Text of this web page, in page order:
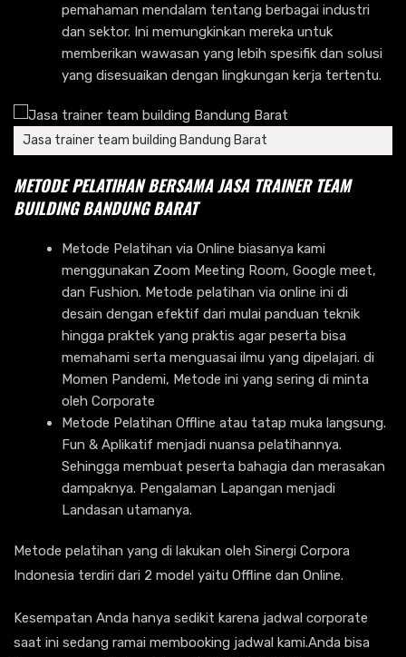
pemahaman mendalam tentang berbagai industri
dan sektor. Ini memungkinkan mereka untuk
memberikan wawasan yang lebih spesifik dan solusi
yang disesuaikan dengan lingkungan kerja tertentu.
Jasa trainer team building Bandung Barat
METODE PELATIHAN BERSAMA JASA TRAINER TEAM
BUILDING BANDUNG BARAT
Metode Pelatihan via Online biasanya kami
menggunakan Zoom Meeting Room, Google meet,
dan Fushion. Metode pelatihan via online ini di
desain dengan efektif dari mulai panduan teknik
hingga praktek yang praktis agar peserta bisa
memahami serta menguasai ilmu yang dipelajari. di
Momen Pandemi, Metode ini yang sering di minta
oleh Corporate
Metode Pelatihan Offline atau tatap muka langsung.
Fun & Aplikatif menjadi nuansa pelatihannya.
Sehingga membuat peserta bahagia dan merasakan
dampaknya. Pengalaman Lapangan menjadi
Landasan utamanya.
Metode pelatihan yang di lakukan oleh Sinergi Corpora
Indonesia terdiri dari 2 model yaitu Offline dan Online.
Kesempatan Anda hanya sedikit karena jadwal corporate
saat ini sedang ramai membooking jadwal kami.Anda bisa